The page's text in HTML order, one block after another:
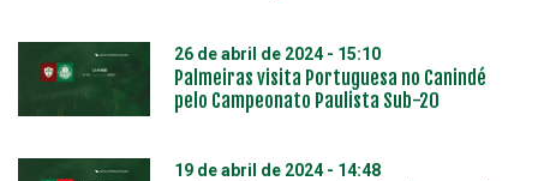
26 de abril de 2024 - 15:10
Palmeiras visita Portuguesa no Canindé
pelo Campeonato Paulista Sub-20
19 de abril de 2024 - 14:48